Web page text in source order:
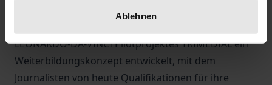
Ablehnen
Weiterbildungsinstituten, Akademien, Universitäten
LEONARDO-DA-VINCI Pilotprojektes TRIMEDIAL ein
Weiterbildungskonzept entwickelt, mit dem
Journalisten von heute Qualifikationen für ihre